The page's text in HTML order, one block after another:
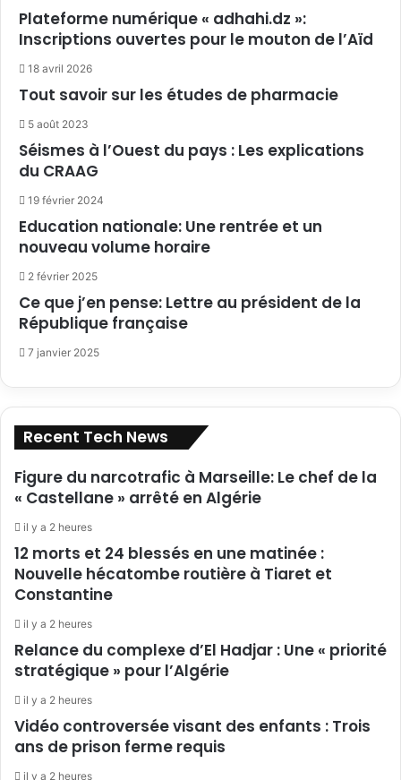
Plateforme numérique « adhahi.dz »:
Inscriptions ouvertes pour le mouton de l’Aïd
18 avril 2026
Tout savoir sur les études de pharmacie
5 août 2023
Séismes à l’Ouest du pays : Les explications
du CRAAG
19 février 2024
Education nationale: Une rentrée et un
nouveau volume horaire
2 février 2025
Ce que j’en pense: Lettre au président de la
République française
7 janvier 2025
Recent Tech News
Figure du narcotrafic à Marseille: Le chef de la
« Castellane » arrêté en Algérie
il y a 2 heures
12 morts et 24 blessés en une matinée :
Nouvelle hécatombe routière à Tiaret et
Constantine
il y a 2 heures
Relance du complexe d’El Hadjar : Une « priorité
stratégique » pour l’Algérie
il y a 2 heures
Vidéo controversée visant des enfants : Trois
ans de prison ferme requis
il y a 2 heures